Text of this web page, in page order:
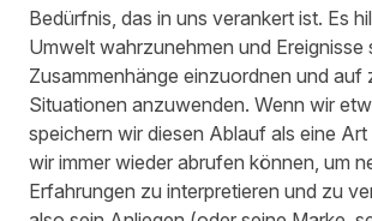
Bedürfnis, das in uns verankert ist. Es
Umwelt wahrzunehmen und Ereignisse
Zusammenhänge einzuordnen und auf
Situationen anzuwenden. Wenn wir
speichern wir diesen Ablauf als eine
wir immer wieder abrufen können, um
Erfahrungen zu interpretieren und zu